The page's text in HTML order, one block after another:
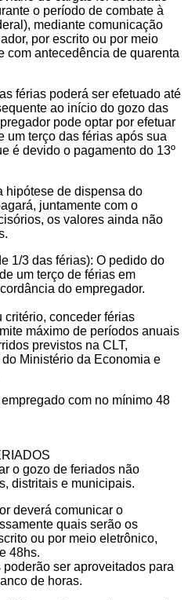
o período de combate à
mediante comunicação
por escrito ou por meio
com antecedência de quarenta
férias poderá ser efetuado até
ao início do gozo das
pode optar por efetuar
um terço das férias após sua
é devido o pagamento do 13º
hipótese de dispensa do
juntamente com o
os valores ainda não
1/3 das férias): O pedido do
um terço de férias em
do empregador.
critério, conceder férias
máximo de períodos anuais
previstos na CLT,
Ministério da Economia e
com no mínimo 48
o gozo de feriados não
distritais e municipais.
deverá comunicar o
quais serão os
ou por meio eletrônico,
48hs.
ser aproveitados para
de horas.